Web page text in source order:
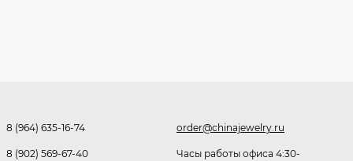
8 (964) 635-16-74
8 (902) 569-67-40
order@chinajewelry.ru
Часы работы офиса 4:30-